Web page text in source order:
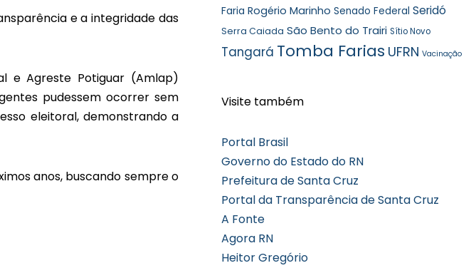
e a integridade das
e Agreste Potiguar (Amlap)
pudessem ocorrer sem
eleitoral, demonstrando a
anos, buscando sempre o
Faria Rogério Marinho Senado Federal Seridó
Serra Caiada São Bento do Trairi Sítio Novo
Tangará Tomba Farias UFRN Vacinação
Visite também
Portal Brasil
Governo do Estado do RN
Prefeitura de Santa Cruz
Portal da Transparência de Santa Cruz
A Fonte
Agora RN
Heitor Gregório